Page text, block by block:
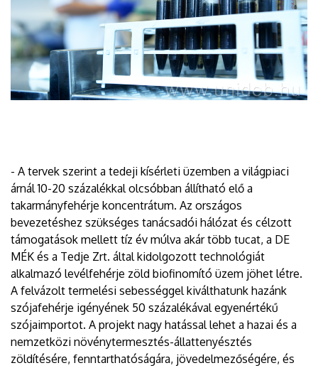
- A tervek szerint a tedeji kísérleti üzemben a világpiaci
árnál 10-20 százalékkal olcsóbban állítható elő a
takarmányfehérje koncentrátum. Az országos
bevezetéshez szükséges tanácsadói hálózat és célzott
támogatások mellett tíz év múlva akár több tucat, a DE
MÉK és a Tedje Zrt. által kidolgozott technológiát
alkalmazó levélfehérje zöld biofinomító üzem jöhet létre.
A felvázolt termelési sebességgel kiválthatunk hazánk
szójafehérje igényének 50 százalékával egyenértékű
szójaimportot. A projekt nagy hatással lehet a hazai és a
nemzetközi növénytermesztés-állattenyésztés
zöldítésére, fenntarthatóságára, jövedelmezőségére, és